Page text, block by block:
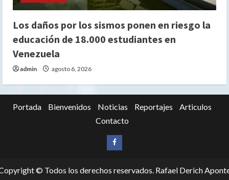
Los daños por los sismos ponen en riesgo la
educación de 18.000 estudiantes en
Venezuela
admin agosto 6, 2026
Portada Bienvenidos Noticias Reportajes
Articulos
Contacto
Siganos
Facebook
© Todos los derechos reservados. Rafael Derich